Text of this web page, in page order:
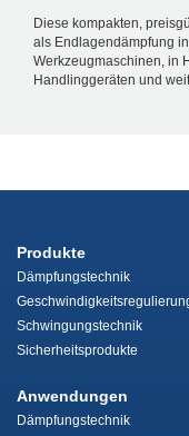
Diese kompakten,
als Endlagendämpfung
Werkzeugmaschinen, in
Handlinggeräten und
Produkte
Dämpfungstechnik
Schwingungstechnik
Sicherheitsprodukte
Anwendungen
Dämpfungstechnik